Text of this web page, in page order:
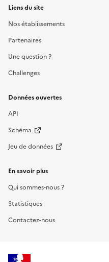
Liens du site
Nos établissements
Partenaires
Une question ?
Challenges
Données ouvertes
API
Schéma
Jeu de données
En savoir plus
Qui sommes-nous ?
Statistiques
Contactez-nous